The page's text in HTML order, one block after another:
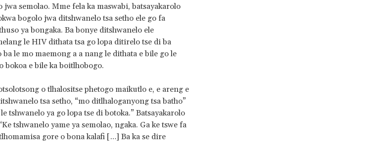
semolao. Mme fela ka maswabi, batsayakarolo
bogolo jwa ditshwanelo tsa setho ele go fa
ya bongaka. Ba bonye ditshwanelo ele
le HIV dithata tsa go lopa ditirelo tse di ba
le mo maemong a a nang le dithata e bile go le
bokoa e bile ka boitlhobogo.
o tlhalositse phetogo maikutlo e, e areng e
tsa setho, “mo ditlhaloganyong tsa batho”
tshwanelo ya go lopa tse di botoka.” Batsayakarolo
tshwanelo yame ya semolao, ngaka. Ga ke tswe fa
gore o bona kalafi […] Ba ka se dire